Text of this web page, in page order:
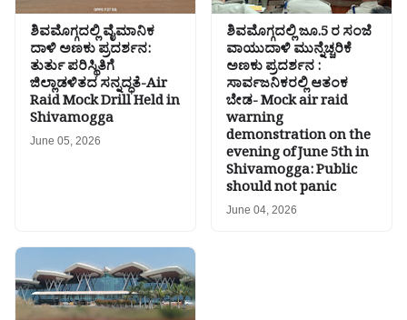
ಶಿವಮೊಗ್ಗದಲ್ಲಿ ವೈಮಾನಿಕ
ದಾಳಿ ಅಣಕು ಪ್ರದರ್ಶನ:
ತುರ್ತು ಪರಿಸ್ಥಿತಿಗೆ
ಜಿಲ್ಲಾಡಳಿತದ ಸನ್ನದ್ಧತೆ-Air
Raid Mock Drill Held in
Shivamogga
June 05, 2026
ಶಿವಮೊಗ್ಗದಲ್ಲಿ ಜೂ.5 ರ ಸಂಜೆ
ವಾಯುದಾಳಿ ಮುನ್ನೆಚ್ಚರಿಕೆ
ಅಣಕು ಪ್ರದರ್ಶನ :
ಸಾರ್ವಜನಿಕರಲ್ಲಿ ಆತಂಕ
ಬೇಡ- Mock air raid
warning
demonstration on the
evening of June 5th in
Shivamogga: Public
should not panic
June 04, 2026